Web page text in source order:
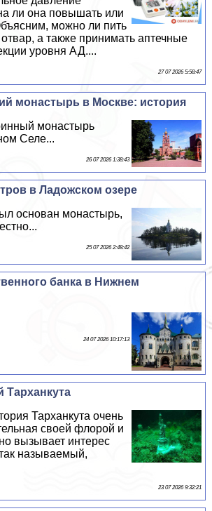
ли она повышать или
можно ли пить
а также принимать аптечные
уровня АД....
27 07 2026 5:58:47
монастырь в Москве: история
монастырь
Селе...
26 07 2026 1:38:43
в Ладожском озере
основан монастырь,
25 07 2026 2:48:42
банка в Нижнем
24 07 2026 10:17:13
Тарханкута
Тарханкута очень
своей флорой и
вызывает интерес
называемый,
23 07 2026 9:32:21